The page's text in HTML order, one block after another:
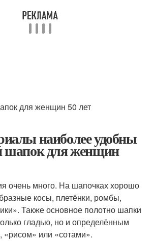
наиболее удобны
шапок для женщин
очень много. На шапочках хорошо
косы, плетёнки, ромбы,
Также основное полотно шапки
гладью, но и определённым
«рисом» или «сотами».